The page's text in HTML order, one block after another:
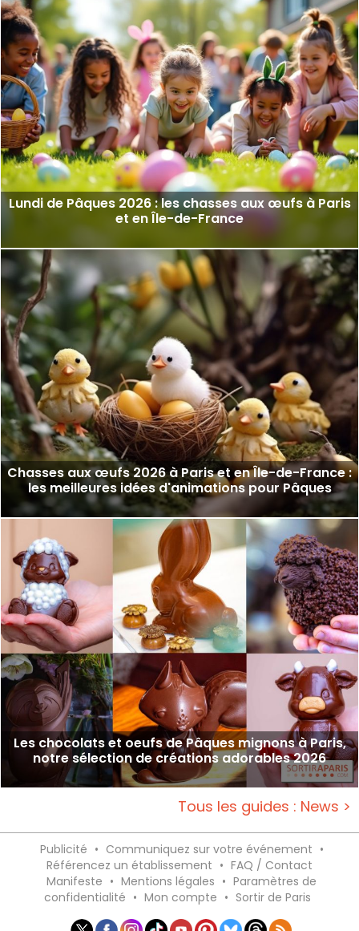
Lundi de Pâques 2026 : les chasses aux œufs à Paris
et en Île-de-France
Chasses aux œufs 2026 à Paris et en Île-de-France :
les meilleures idées d'animations pour Pâques
Les chocolats et oeufs de Pâques mignons à Paris,
notre sélection de créations adorables 2026
Tous les guides : News >
Publicité • Communiquez sur votre événement •
Référencez un établissement • FAQ / Contact
Manifeste • Mentions légales • Paramètres de
confidentialité • Mon compte • Sortir de Paris